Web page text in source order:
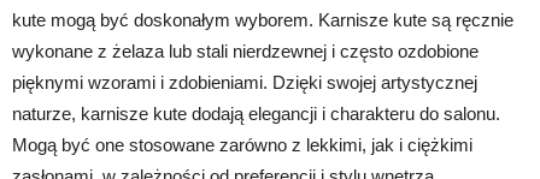
kute mogą być doskonałym wyborem. Karnisze kute są ręcznie
wykonane z żelaza lub stali nierdzewnej i często ozdobione
pięknymi wzorami i zdobieniami. Dzięki swojej artystycznej
naturze, karnisze kute dodają elegancji i charakteru do salonu.
Mogą być one stosowane zarówno z lekkimi, jak i ciężkimi